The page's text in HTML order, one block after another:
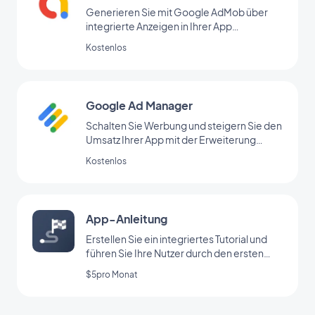
Generieren Sie mit Google AdMob über
integrierte Anzeigen in Ihrer App
Kostenlos
Google Ad Manager
Schalten Sie Werbung und steigern Sie den
Umsatz Ihrer App mit der Erweiterung
Kostenlos
App-Anleitung
Erstellen Sie ein integriertes Tutorial und
führen Sie Ihre Nutzer durch den ersten
Start Ihrer App
$5pro Monat